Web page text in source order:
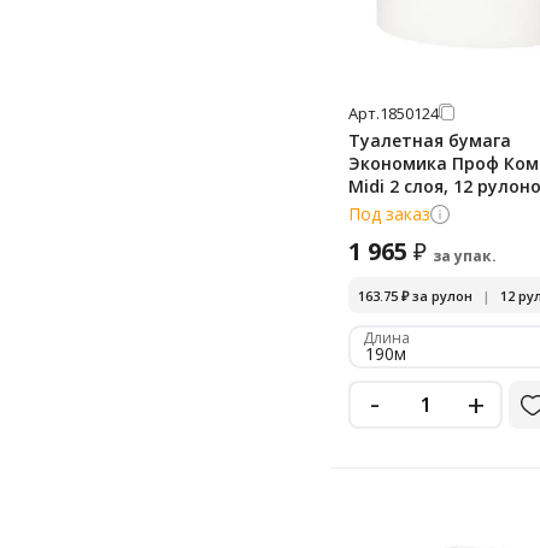
Арт.1850124
Туалетная бумага
Экономика Проф
Midi 2 слоя, 12
белая, Т-0080
Под заказ
1 965 ₽ за упак.
163.75 ₽за рулон | 12
Длина
190м
- +